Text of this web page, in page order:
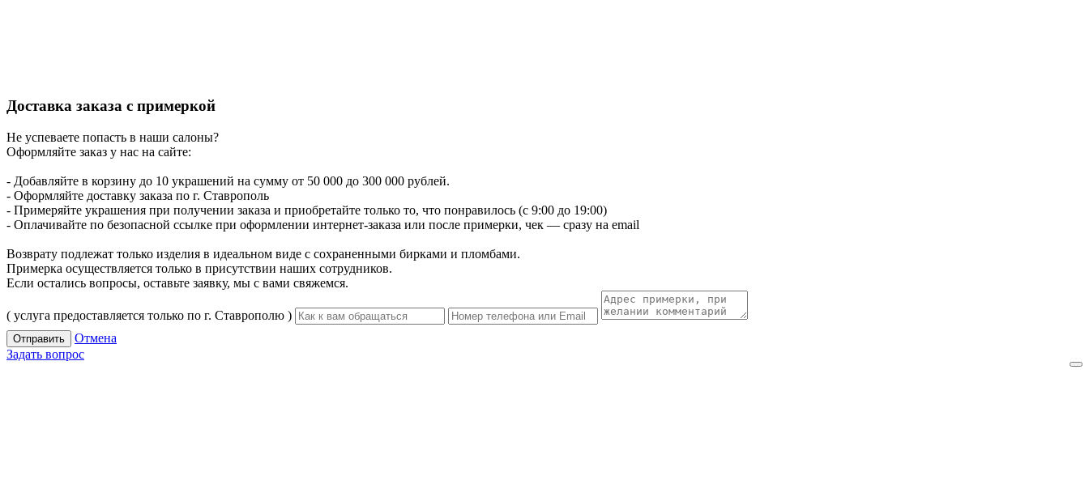
Доставка заказа с примеркой
Не успеваете попасть в наши салоны?
Оформляйте заказ у нас на сайте:
- Добавляйте в корзину до 10 украшений на сумму от 50 000 до 300 000 рублей.
- Оформляйте доставку заказа по г. Ставрополь
- Примеряйте украшения при получении заказа и приобретайте только то, что понравилось (с 9:00 до 19:00)
- Оплачивайте по безопасной ссылке при оформлении интернет-заказа или после примерки, чек — сразу на email
Возврату подлежат только изделия в идеальном виде с сохраненными бирками и пломбами.
Примерка осуществляется только в присутствии наших сотрудников.
Если остались вопросы, оставьте заявку, мы с вами свяжемся.
( услуга предоставляется только по г. Ставрополю )
Отправить
Отмена
Задать вопрос